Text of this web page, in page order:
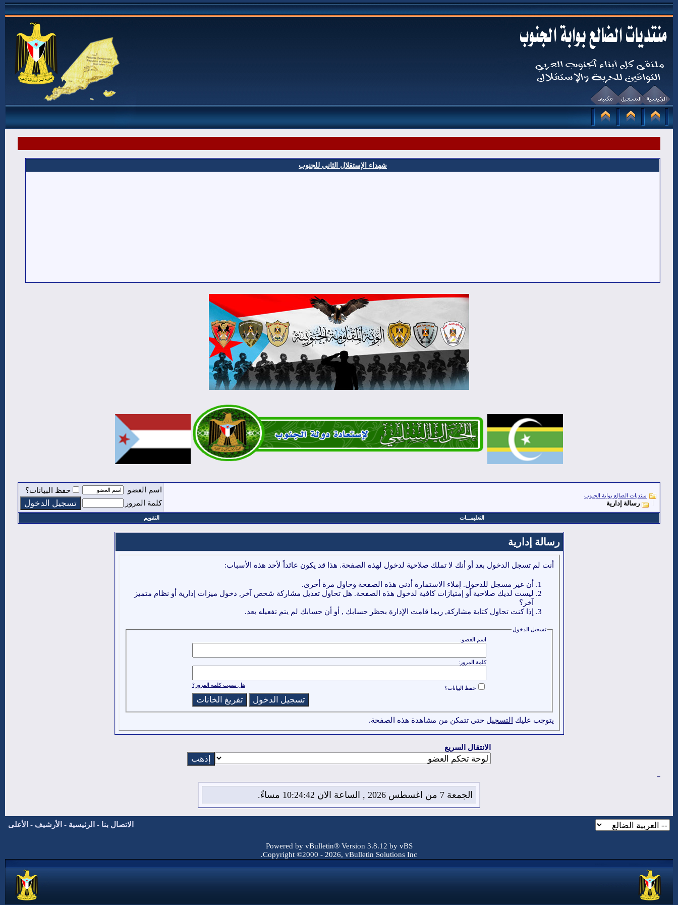
شهداء الإستقلال الثاني للجنوب
منتديات الضالع بوابة الجنوب
رسالة إدارية
اسم العضو
حفظ البيانات؟
كلمة المرور
التعليمـــات التقويم
رسالة إدارية
أنت لم تسجل الدخول بعد أو أنك لا تملك صلاحية لدخول لهذه الصفحة. هذا قد يكون عائداً لأحد هذه الأسباب:
أن غير مسجل للدخول. إملاء الاستمارة أدنى هذه الصفحة وحاول مرة أخرى.
ليست لديك صلاحية أو إمتيازات كافية لدخول هذه الصفحة. هل تحاول تعديل مشاركة شخص آخر, دخول ميزات إدارية أو نظام متميز
آخر؟
إذا كنت تحاول كتابة مشاركة, ربما قامت الإدارة بحظر حسابك , أو أن حسابك لم يتم تفعيله بعد.
تسجيل الدخول
اسم العضو:
كلمة المرور:
هل نسيت كلمة المرور؟ حفظ البيانات؟
يتوجب عليك التسجيل حتى تتمكن من مشاهدة هذه الصفحة.
الانتقال السريع
=
الجمعة 7 من اغسطس 2026 , الساعة الان 10:24:42 مساءً.
الاتصال بنا - الرئيسية - الأرشيف - الأعلى
Powered by vBulletin® Version 3.8.12 by vBS
Copyright ©2000 - 2026, vBulletin Solutions Inc.